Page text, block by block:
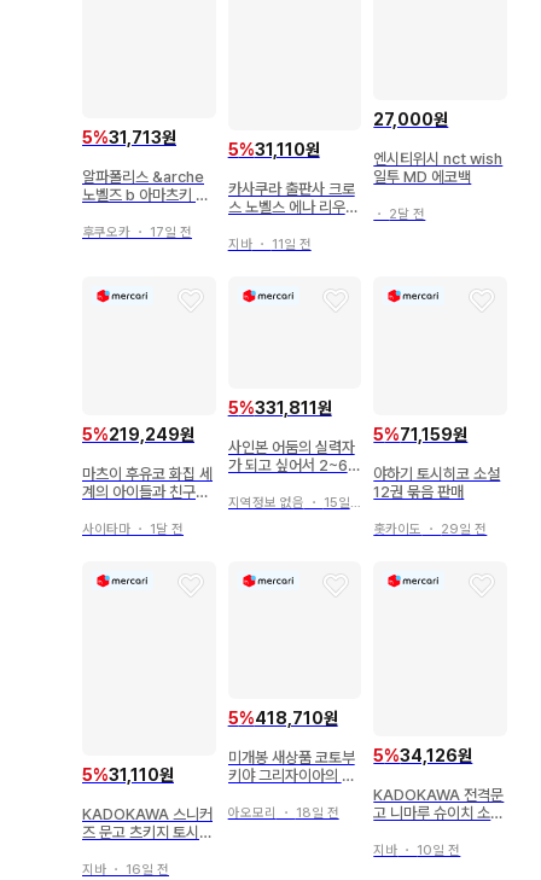
배송 업체는 당사 지정 배송 업체입니다.
본 상품은 SAHRA에서 발송합니다.
고객님의 책임으로 인해 짐이 반송된 경우, 반송료와 재배송료
한, 짐이 반송된 경우에도 주문 취소는 불가합니다.
상품관리번호: 1031994573
5%31,713원
알파폴리스 &arche
노벨즈 b 아마츠키 료
일 뿐이니, 모두들 신
후쿠오카 ・ 17일 전
5%31,110원
카사쿠라 출판사 크로
스 노벨스 에나 리우
비밀의 왕자
지바・ 11일 전
27,000원
엔시티위시 nct wish
일투 MD 에코백
・ 2달 전
5%219,249원
마츠이 후유코 화집 세
계의 아이들과 친구가
사이타마 ・ 1달 전
5%331,811원
사인본 어둠의 실력자
가 되고 싶어서 2~6권
지역정보 없음 ・ 15일 전
5%71,159원
야하기 토시히코 소설
12권 묶음 판매
홋카이도 ・ 29일 전
5%31,110원
KADOKAWA 스니커
즈 문고 츠키지 토시히
오무스 이란코 츄타이
지바 ・ 16일 전
5%418,710원
미개봉 새상품 코토부
키야 그리자이아의 과
아오모리 ・ 18일 전
5%34,126원
KADOKAWA 전격문
고 니마루 슈이치 소꿉
는 러브코미디 특장판
지바 ・ 10일 전